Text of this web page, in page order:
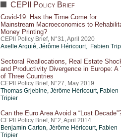
CEPII Policy Brief
Covid-19: Has the Time Come for
Mainstream Macroeconomics to
Money Printing?
CEPII Policy Brief, N°31, April 2020
Axelle Arquié, Jérôme Héricourt, Fabien
Sectoral Reallocations, Real Estate
and Productivity Divergence in Europe: A
of Three Countries
CEPII Policy Brief, N°27, May 2019
Thomas Grjebine, Jérôme Héricourt, Fabien
Tripier
Can the Euro Area Avoid a “Lost
CEPII Policy Brief, N°2, April 2014
Benjamin Carton, Jérôme Héricourt, Fabien
Tripier